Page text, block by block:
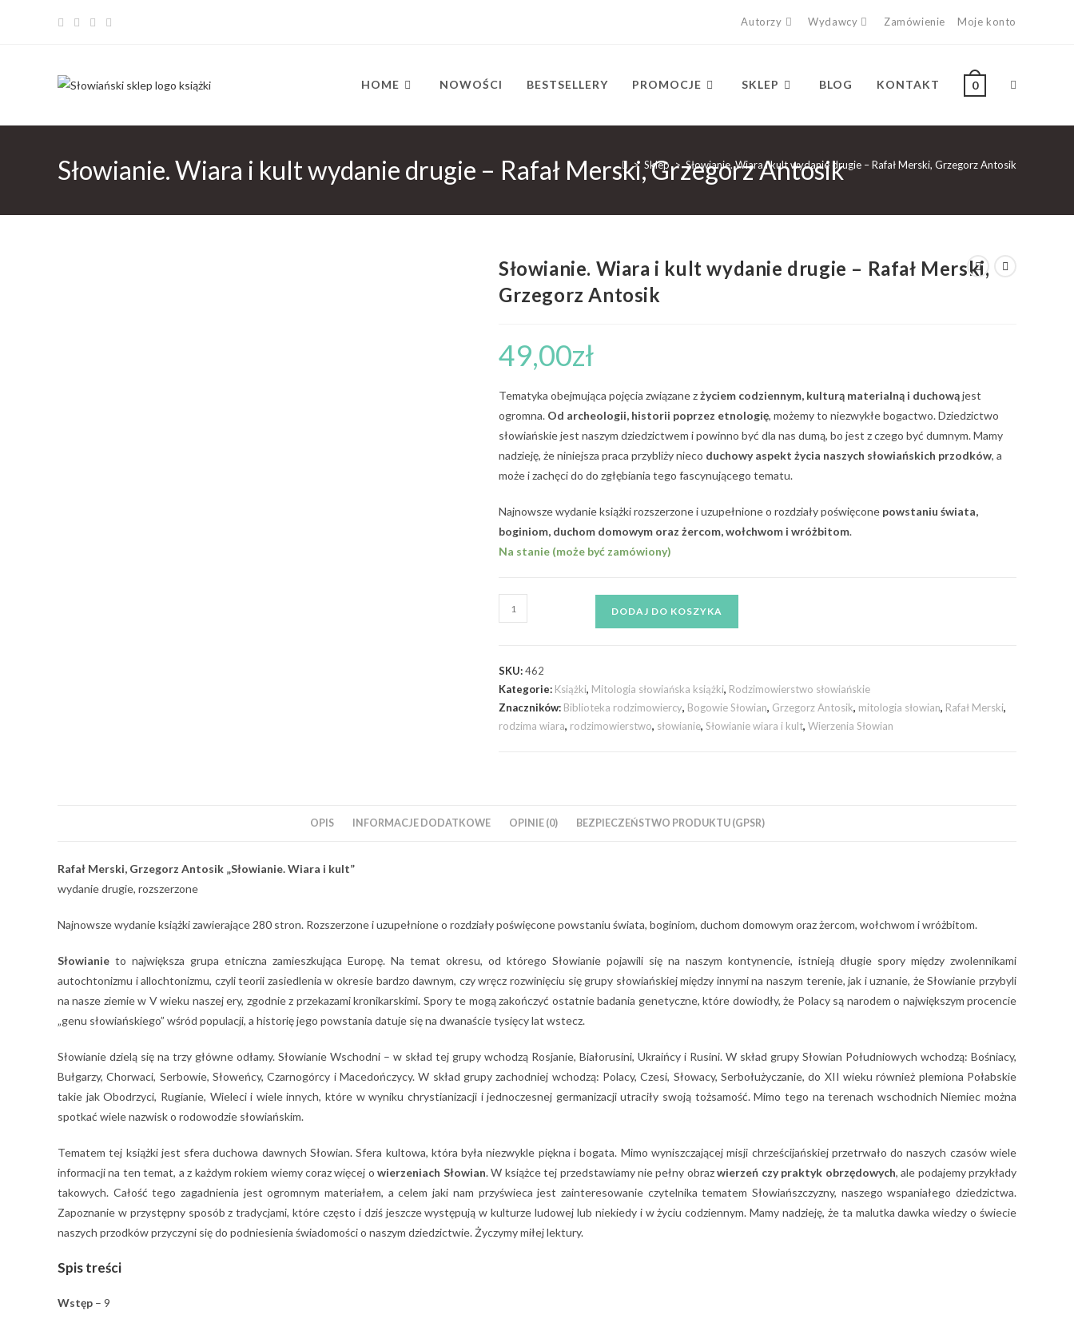
Autorzy Wydawcy Zamówienie Moje konto
HOME NOWOŚCI BESTSELLERY PROMOCJE SKLEP BLOG KONTAKT 0
Słowianie. Wiara i kult wydanie drugie – Rafał Merski, Grzegorz Antosik
> Sklep > Słowianie. Wiara i kult wydanie drugie – Rafał Merski, Grzegorz Antosik
Słowianie. Wiara i kult wydanie drugie – Rafał Merski,
Grzegorz Antosik
49,00zł
Tematyka obejmująca pojęcia związane zżyciem codziennym, kulturą materialną i duchowąjest
ogromna. Od archeologii, historii poprzez etnologię, możemy to niezwykłe bogactwo. Dziedzictwo
słowiańskie jest naszym dziedzictwem i powinno być dla nas dumą, bo jest z czego być dumnym. Mamy
nadzieję, że niniejsza praca przybliży nieco duchowy aspekt życia naszych słowiańskich przodków, a
może i zachęci do do zgłębiania tego fascynującego tematu.
Najnowsze wydanie książki rozszerzone i uzupełnione o rozdziały poświęcone powstaniu świata,
boginiom, duchom domowym oraz żercom, wołchwom i wróżbitom.
Na stanie (może być zamówiony)
DODAJ DO KOSZYKA
SKU:462
Kategorie: Książki, Mitologia słowiańska książki, Rodzimowierstwo słowiańskie
Znaczników: Biblioteka rodzimowiercy, Bogowie Słowian, Grzegorz Antosik, mitologia słowian, Rafał Merski,
rodzima wiara, rodzimowierstwo, słowianie, Słowianie wiara i kult, Wierzenia Słowian
OPIS INFORMACJE DODATKOWE OPINIE (0) BEZPIECZEŃSTWO PRODUKTU (GPSR)
Rafał Merski, Grzegorz Antosik „Słowianie. Wiara i kult”
wydanie drugie, rozszerzone
Najnowsze wydanie książki zawierające 280 stron. Rozszerzone i uzupełnione o rozdziały poświęcone powstaniu świata, boginiom, duchom domowym oraz żercom, wołchwom i wróżbitom.
Słowianie to największa grupa etniczna zamieszkująca Europę. Na temat okresu, od którego Słowianie pojawili się na naszym kontynencie, istnieją długie spory między zwolennikami
autochtonizmu i allochtonizmu, czyli teorii zasiedlenia w okresie bardzo dawnym, czy wręcz rozwinięciu się grupy słowiańskiej między innymi na naszym terenie, jak i uznanie, że Słowianie przybyli
na nasze ziemie w V wieku naszej ery, zgodnie z przekazami kronikarskimi. Spory te mogą zakończyć ostatnie badania genetyczne, które dowiodły, że Polacy są narodem o największym procencie
„genu słowiańskiego” wśród populacji, a historię jego powstania datuje się na dwanaście tysięcy lat wstecz.
Słowianie dzielą się na trzy główne odłamy. Słowianie Wschodni – w skład tej grupy wchodzą Rosjanie, Białorusini, Ukraińcy i Rusini. W skład grupy Słowian Południowych wchodzą: Bośniacy,
Bułgarzy, Chorwaci, Serbowie, Słoweńcy, Czarnogórcy i Macedończycy. W skład grupy zachodniej wchodzą: Polacy, Czesi, Słowacy, Serbołużyczanie, do XII wieku również plemiona Połabskie
takie jak Obodrzyci, Rugianie, Wieleci i wiele innych, które w wyniku chrystianizacji i jednoczesnej germanizacji utraciły swoją tożsamość. Mimo tego na terenach wschodnich Niemiec można
spotkać wiele nazwisk o rodowodzie słowiańskim.
Tematem tej książki jest sfera duchowa dawnych Słowian. Sfera kultowa, która była niezwykle piękna i bogata. Mimo wyniszczającej misji chrześcijańskiej przetrwało do naszych czasów wiele
informacji na ten temat, a z każdym rokiem wiemy coraz więcej owierzeniach Słowian. W książce tej przedstawiamy nie pełny obrazwierzeń czy praktyk obrzędowych, ale podajemy przykłady
takowych. Całość tego zagadnienia jest ogromnym materiałem, a celem jaki nam przyświeca jest zainteresowanie czytelnika tematem Słowiańszczyzny, naszego wspaniałego dziedzictwa.
Zapoznanie w przystępny sposób z tradycjami, które często i dziś jeszcze występują w kulturze ludowej lub niekiedy i w życiu codziennym. Mamy nadzieję, że ta malutka dawka wiedzy o świecie
naszych przodków przyczyni się do podniesienia świadomości o naszym dziedzictwie. Życzymy miłej lektury.
Spis treści
Wstęp – 9